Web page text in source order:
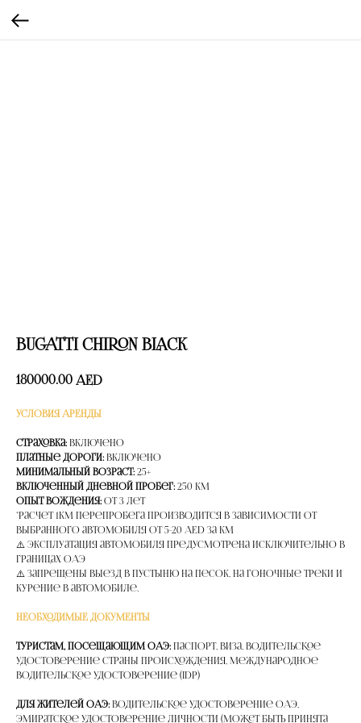
BUGATTI CHIRON BLACK
180000.00 AED
УСЛОВИЯ АРЕНДЫ
Страховка: Включено
Платные дороги: Включено
Минимальный возраст: 25+
Включенный дневной пробег: 250 км
Опыт вождения: от 3 лет
*расчет 1км перепробега производится в зависимости от
выбранного автомобиля от 5-20 AED за км
⚠️ Эксплуатация автомобиля предусмотрена исключительно в
границах ОАЭ
⚠️ Запрещены выезд в пустыню на песок, на гоночные треки и
курение в автомобиле.
НЕОБХОДИМЫЕ ДОКУМЕНТЫ
Туристам, посещающим ОАЭ: Паспорт, Виза, Водительское
удостоверение страны происхождения, Международное
водительское удостоверение (IDP)
Для жителей ОАЭ: Водительское удостоверение ОАЭ,
Эмиратское удостоверение личности (может быть принята